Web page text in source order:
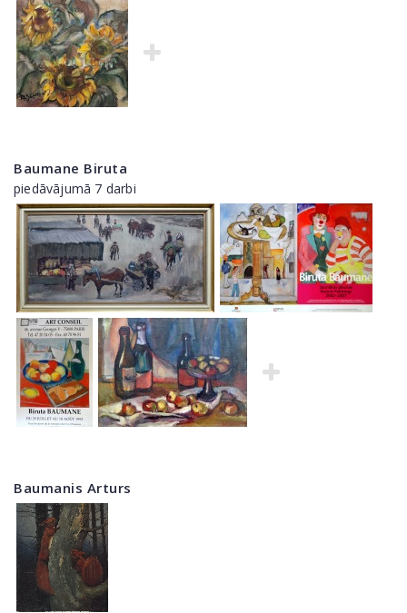
Baumane Biruta
piedāvājumā 7 darbi
Baumanis Arturs